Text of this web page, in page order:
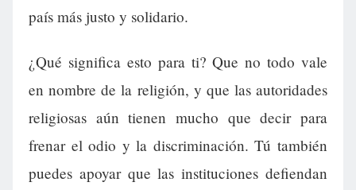
país más justo y solidario.
¿Qué significa esto para ti? Que no todo vale
en nombre de la religión, y que las autoridades
religiosas aún tienen mucho que decir para
frenar el odio y la discriminación. Tú también
puedes apoyar que las instituciones defiendan